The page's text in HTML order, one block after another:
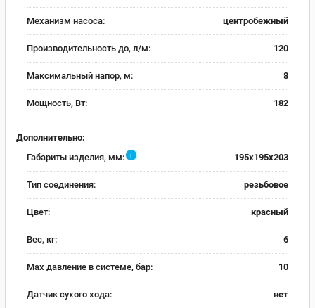
Механизм насоса: центробежный
Производительность до, л/м: 120
Максимальный напор, м: 8
Мощность, Вт: 182
Дополнительно:
Габариты изделия, мм:
i 195x195x203
Тип соединения: резьбовое
Цвет: красный
Вес, кг: 6
Max давление в системе, бар: 10
Датчик сухого хода: нет